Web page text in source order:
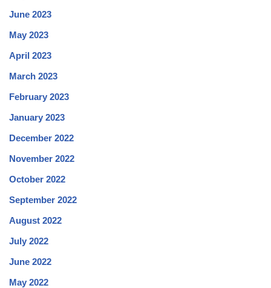
June 2023
May 2023
April 2023
March 2023
February 2023
January 2023
December 2022
November 2022
October 2022
September 2022
August 2022
July 2022
June 2022
May 2022